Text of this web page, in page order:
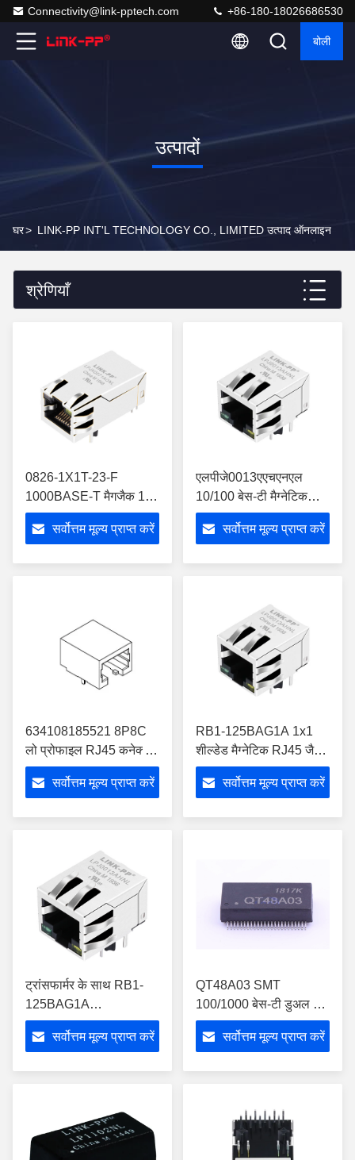
Connectivity@link-pptech.com +86-180-18026686530
बोली
उत्पादों
घर> LINK-PP INT'L TECHNOLOGY CO., LIMITED उत्पाद ऑनलाइन
श्रेणियाँ
0826-1X1T-23-F
1000BASE-T मैगजैक 1x1
टैब-अप आरजे45 आईसीएम्
ओजी/वाई एलईडी के साथ
सर्वोत्तम मूल्य प्राप्त करें
एलपीजे0013एएचएनएल
10/100 बेस-टी मैग्नेटिक
आरजे45 कनेक्टर एलईडी के
साथ सर्वोत्तम मूल्य प्राप्त करें
634108185521 8P8C
लो प्रोफाइल RJ45 कनेक्टर
CAT 3 SMT मॉड्यूलर जैक
सर्वोत्तम मूल्य प्राप्त करें
RB1-125BAG1A 1x1
शील्डेड मैग्नेटिक RJ45 जैक
LED 10/100Base-T के
साथ सर्वोत्तम मूल्य प्राप्त करें
ट्रांसफार्मर के साथ RB1-
125BAG1A
10/100Base-T चुंबकीय
RJ45 कनेक्टर
सर्वोत्तम मूल्य प्राप्त करें
QT48A03 SMT
100/1000 बेस-टी डुअल पोर्ट
ट्रांसफार्मर मैग्नेटिक्स मॉड्यूल
सर्वोत्तम मूल्य प्राप्त करें